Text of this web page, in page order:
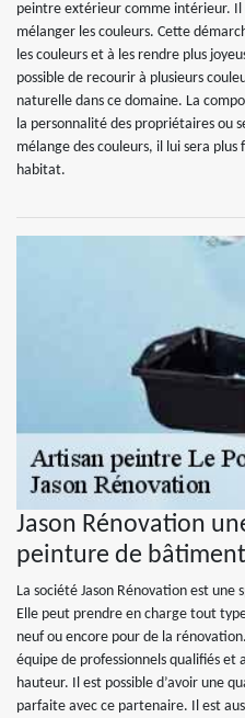
peintre extérieur comme intérieur. Il
mélanger les couleurs. Cette
les couleurs et à les rendre plus
possible de recourir à plusieurs
naturelle dans ce domaine. La
la personnalité des propriétaires ou
mélange des couleurs, il lui sera
habitat.
Jason Rénovation
peinture de
La société Jason Rénovation est
Elle peut prendre en charge tout
neuf ou encore pour de la
équipe de professionnels qualifiés
hauteur. Il est possible d’avoir une
parfaite avec ce partenaire. Il est